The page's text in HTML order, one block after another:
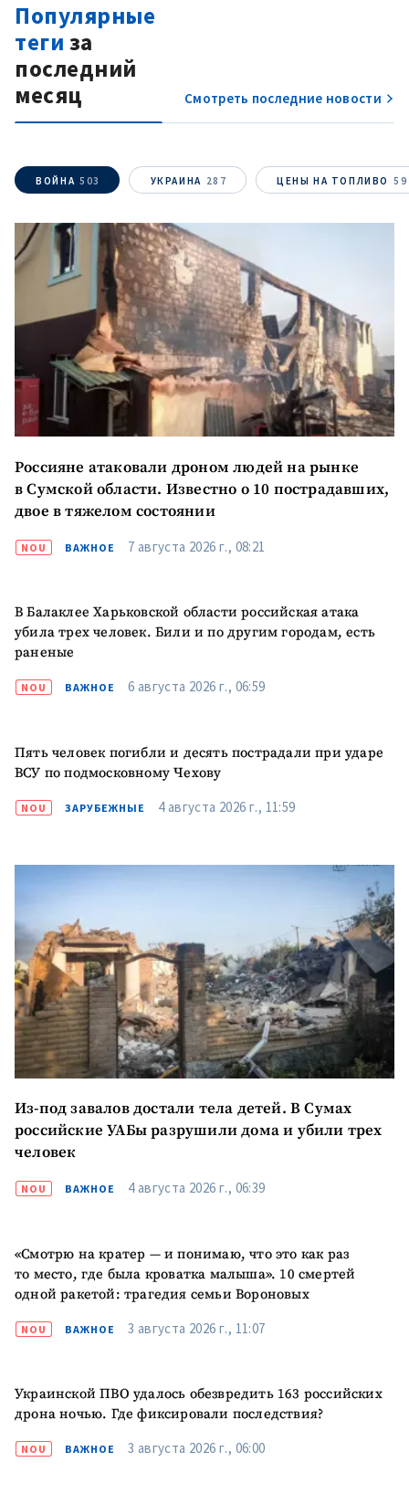
ПОДДЕРЖАТЬ
Популярные
теги за
последний
месяц
Смотреть последние новости
ВОЙНА 503 УКРАИНА 287 ЦЕНЫ НА ТОПЛИВО 59
Россияне атаковали дроном людей на рынке
в Сумской области. Известно о 10 пострадавших,
двое в тяжелом состоянии
NOU ВАЖНОЕ 7 августа 2026 г., 08:21
В Балаклее Харьковской области российская атака
убила трех человек. Били и по другим городам, есть
раненые
NOU ВАЖНОЕ 6 августа 2026 г., 06:59
Пять человек погибли и десять пострадали при ударе
ВСУ по подмосковному Чехову
NOU ЗАРУБЕЖНЫЕ 4 августа 2026 г., 11:59
Из-под завалов достали тела детей. В Сумах
российские УАБы разрушили дома и убили трех
человек
NOU ВАЖНОЕ 4 августа 2026 г., 06:39
«Смотрю на кратер — и понимаю, что это как раз
то место, где была кроватка малыша». 10 смертей
одной ракетой: трагедия семьи Вороновых
NOU ВАЖНОЕ 3 августа 2026 г., 11:07
Украинской ПВО удалось обезвредить 163 российских
дрона ночью. Где фиксировали последствия?
NOU ВАЖНОЕ 3 августа 2026 г., 06:00
Заголовок новости
+ Добавить
заголовок
Фотография
+ Загрузить
изображение
Ссылка на медиа
+ Добавить ссылку на
медиа
Текст новости
+ Добавить текст
КОНТАКТНЫЙ ИСТОЧНИК
Электронная почта
+ Мой email
конфиденциальности.